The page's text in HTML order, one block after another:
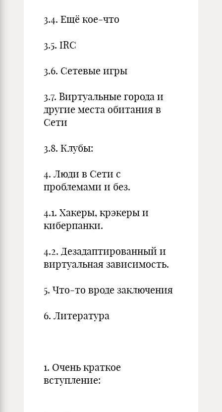
3.4. Ещё кое-что
3.5. IRC
3.6. Сетевые игры
3.7. Виртуальные города и
другие места обитания в
Сети
3.8. Клубы:
4. Люди в Сети с
проблемами и без.
4.1. Хакеры, крэкеры и
киберпанки.
4.2. Дезадаптированный и
виртуальная зависимость.
5. Что-то вроде заключения
6. Литература
1. Очень краткое
вступление: